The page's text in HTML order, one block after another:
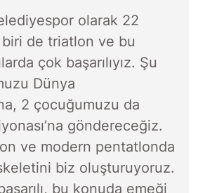
olarak 22
biri de triatlon ve bu
çok başarılıyız. Şu
Dünya
2 çocuğumuzu da
göndereceğiz.
ve modern pentatlonda
biz oluşturuyoruz.
bu konuda emeği